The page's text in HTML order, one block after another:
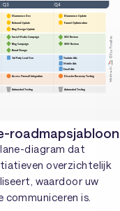
roadmapsjabloon
diagram dat
overzichtelijk
waardoor uw
is.